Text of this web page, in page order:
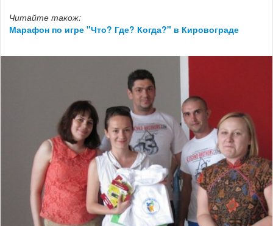
Читайте також:
Марафон по игре "Что? Где? Когда?" в Кировограде